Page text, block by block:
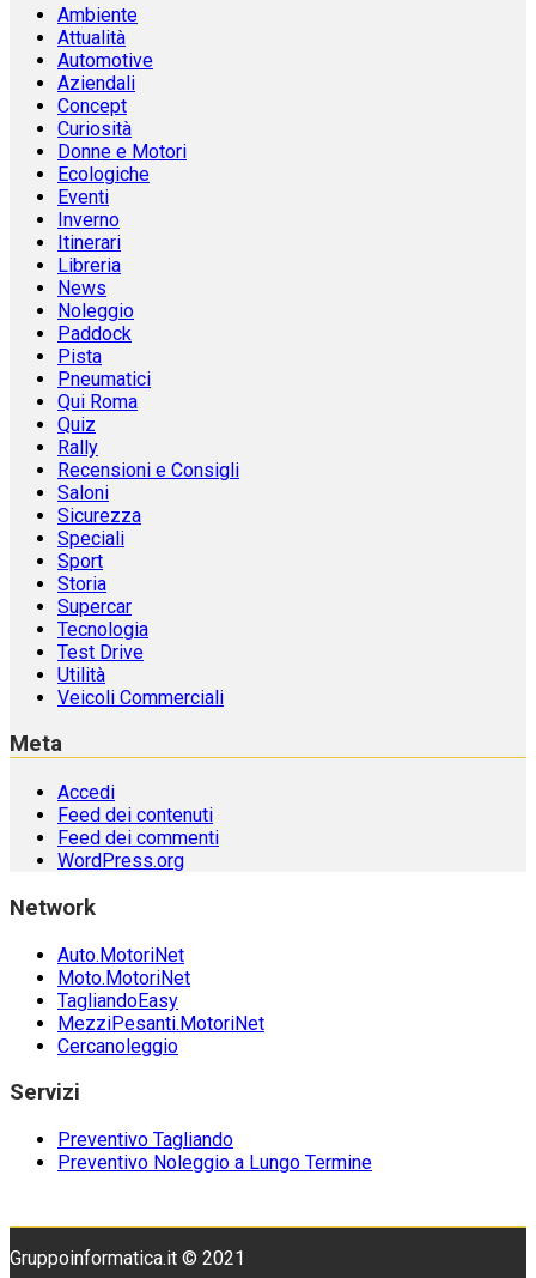
Ambiente
Attualità
Automotive
Aziendali
Concept
Curiosità
Donne e Motori
Ecologiche
Eventi
Inverno
Itinerari
Libreria
News
Noleggio
Paddock
Pista
Pneumatici
Qui Roma
Quiz
Rally
Recensioni e Consigli
Saloni
Sicurezza
Speciali
Sport
Storia
Supercar
Tecnologia
Test Drive
Utilità
Veicoli Commerciali
Meta
Accedi
Feed dei contenuti
Feed dei commenti
WordPress.org
Network
Auto.MotoriNet
Moto.MotoriNet
TagliandoEasy
MezziPesanti.MotoriNet
Cercanoleggio
Servizi
Preventivo Tagliando
Preventivo Noleggio a Lungo Termine
Gruppoinformatica.it © 2021